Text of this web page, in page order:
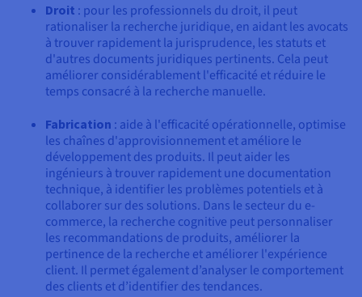
Droit : pour les professionnels du droit, il peut
rationaliser la recherche juridique, en aidant les avocats
à trouver rapidement la jurisprudence, les statuts et
d'autres documents juridiques pertinents. Cela peut
améliorer considérablement l'efficacité et réduire le
temps consacré à la recherche manuelle.
Fabrication : aide à l'efficacité opérationnelle, optimise
les chaînes d'approvisionnement et améliore le
développement des produits. Il peut aider les
ingénieurs à trouver rapidement une documentation
technique, à identifier les problèmes potentiels et à
collaborer sur des solutions. Dans le secteur du e-
commerce, la recherche cognitive peut personnaliser
les recommandations de produits, améliorer la
pertinence de la recherche et améliorer l'expérience
client. Il permet également d’analyser le comportement
des clients et d’identifier des tendances.